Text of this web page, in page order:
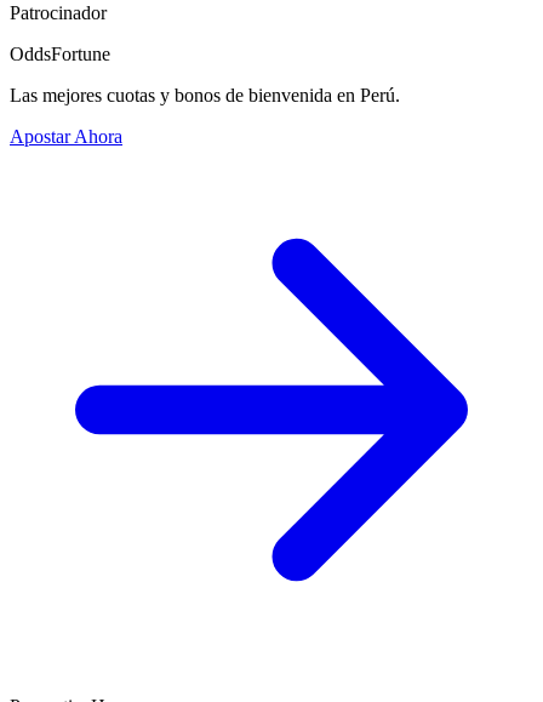
Patrocinador
OddsFortune
Las mejores cuotas y bonos de bienvenida en Perú.
Apostar Ahora